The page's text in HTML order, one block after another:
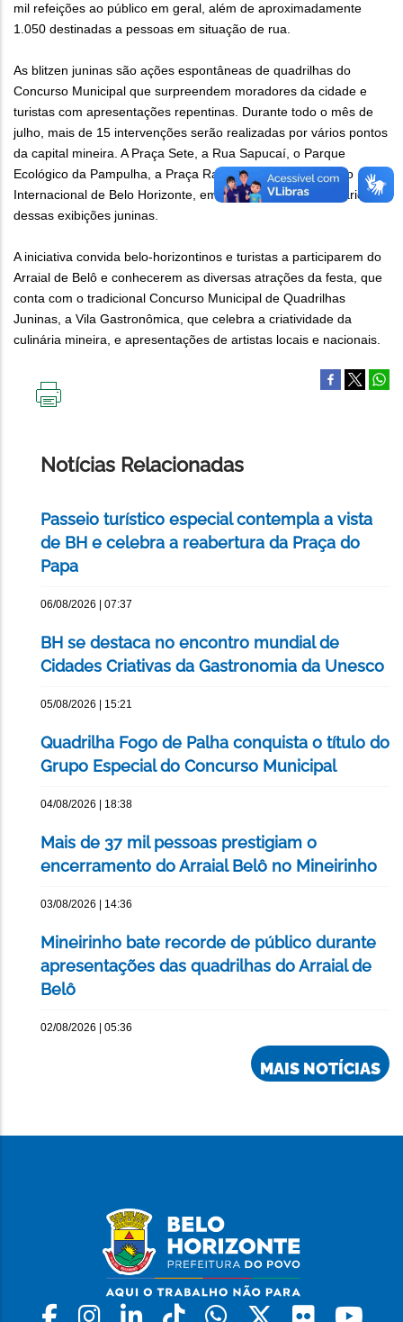
mil refeições ao público em geral, além de aproximadamente
1.050 destinadas a pessoas em situação de rua.
As blitzen juninas são ações espontâneas de quadrilhas do
Concurso Municipal que surpreendem moradores da cidade e
turistas com apresentações repentinas. Durante todo o mês de
julho, mais de 15 intervenções serão realizadas por vários pontos
da capital mineira. A Praça Sete, a Rua Sapucaí, o Parque
Ecológico da Pampulha, a Praça Raul Soares e o Aeroporto
Internacional de Belo Horizonte, em Confins, já foram cenários
dessas exibições juninas.
A iniciativa convida belo-horizontinos e turistas a participarem do
Arraial de Belô e conhecerem as diversas atrações da festa, que
conta com o tradicional Concurso Municipal de Quadrilhas
Juninas, a Vila Gastronômica, que celebra a criatividade da
culinária mineira, e apresentações de artistas locais e nacionais.
Notícias Relacionadas
Passeio turístico especial contempla a vista
de BH e celebra a reabertura da Praça do
Papa
06/08/2026 | 07:37
BH se destaca no encontro mundial de
Cidades Criativas da Gastronomia da Unesco
05/08/2026 | 15:21
Quadrilha Fogo de Palha conquista o título do
Grupo Especial do Concurso Municipal
04/08/2026 | 18:38
Mais de 37 mil pessoas prestigiam o
encerramento do Arraial Belô no Mineirinho
03/08/2026 | 14:36
Mineirinho bate recorde de público durante
apresentações das quadrilhas do Arraial de
Belô
02/08/2026 | 05:36
MAIS NOTÍCIAS